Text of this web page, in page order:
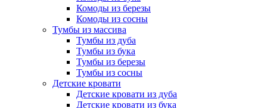
Комоды из березы
Комоды из сосны
Тумбы из массива
Тумбы из дуба
Тумбы из бука
Тумбы из березы
Тумбы из сосны
Детские кровати
Детские кровати из дуба
Детские кровати из бука